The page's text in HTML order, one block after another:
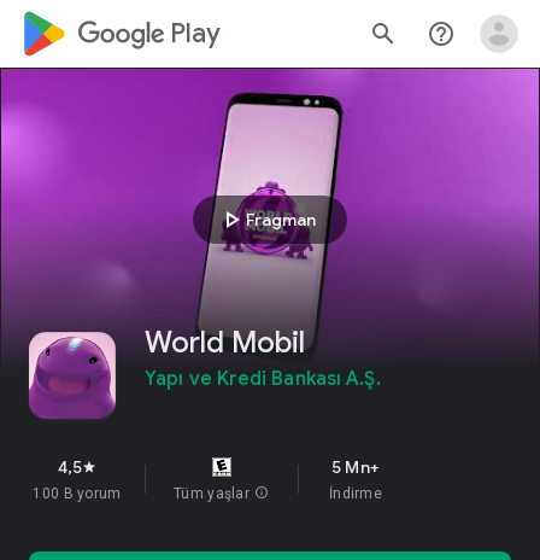
google_logo Play search help_outline
play_arrowFragman
World Mobil
Yapı ve Kredi Bankası A.Ş.
4,5star
100 B yorum Tüm yaşlar info
5 Mn+
İndirme